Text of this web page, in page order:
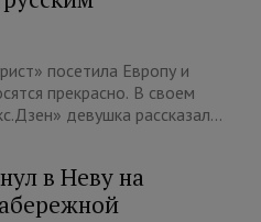
посетила Европу и
прекрасно. В своем
девушка рассказал...
в Неву на